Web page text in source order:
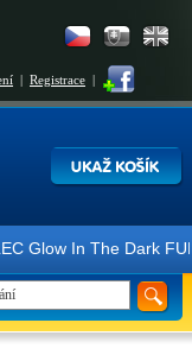
| Registrace |
In The Dark